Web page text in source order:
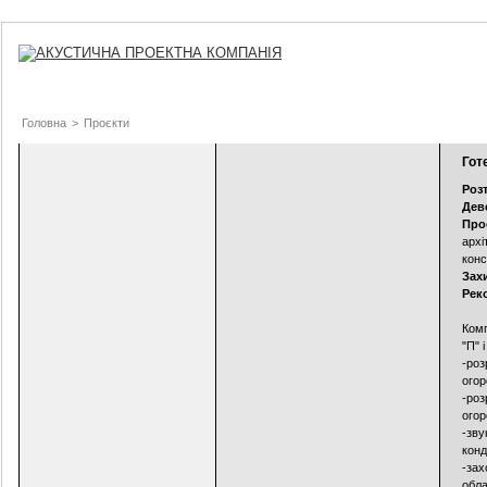
Головна > Проєкти
"П"
-
-
-
-